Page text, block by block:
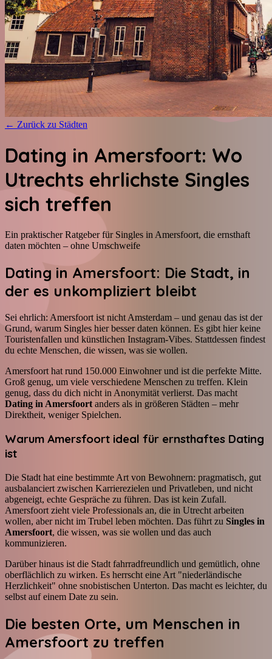
← Zurück zu Städten
Dating in Amersfoort: Wo
Utrechts ehrlichste Singles
sich treffen
Ein praktischer Ratgeber für Singles in Amersfoort, die ernsthaft
daten möchten – ohne Umschweife
Dating in Amersfoort: Die Stadt, in
der es unkompliziert bleibt
Sei ehrlich: Amersfoort ist nicht Amsterdam – und genau das ist der
Grund, warum Singles hier besser daten können. Es gibt hier keine
Touristenfallen und künstlichen Instagram-Vibes. Stattdessen findest
du echte Menschen, die wissen, was sie wollen.
Amersfoort hat rund 150.000 Einwohner und ist die perfekte Mitte.
Groß genug, um viele verschiedene Menschen zu treffen. Klein
genug, dass du dich nicht in Anonymität verlierst. Das macht
Dating in Amersfoort anders als in größeren Städten – mehr
Direktheit, weniger Spielchen.
Warum Amersfoort ideal für ernsthaftes Dating
ist
Die Stadt hat eine bestimmte Art von Bewohnern: pragmatisch, gut
ausbalanciert zwischen Karrierezielen und Privatleben, und nicht
abgeneigt, echte Gespräche zu führen. Das ist kein Zufall.
Amersfoort zieht viele Professionals an, die in Utrecht arbeiten
wollen, aber nicht im Trubel leben möchten. Das führt zu Singles in
Amersfoort, die wissen, was sie wollen und das auch
kommunizieren.
Darüber hinaus ist die Stadt fahrradfreundlich und gemütlich, ohne
oberflächlich zu wirken. Es herrscht eine Art "niederländische
Herzlichkeit" ohne snobistischen Unterton. Das macht es leichter, du
selbst auf einem Date zu sein.
Die besten Orte, um Menschen in
Amersfoort zu treffen